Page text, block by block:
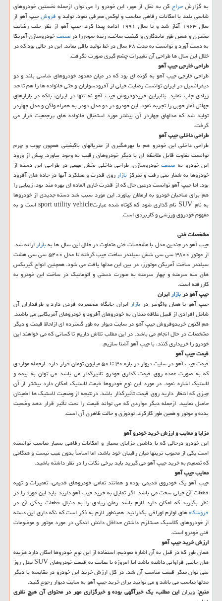
به گزارشحراج كن به نقل از مهر، این خودرو را می توان ازجمله نخستین خودروهای
شاسی بلند با امكانات رفاهی مناسب و لوكس معرفی نمود. تولید و فروشجیپ آهو از
سال ۱۹۶۳ آغاز شد و تا سال ۱۹۹۱ ادامه پیدا كرد. جیپ آهو از نظر جلب رضایت
مشتری و همین طور ماندگاری و كیفیت ساخت، رتبه سوم را درصنعتخودروسازی آمریكا
به دست آورد و توانست به مدت ۲۸ سال در خط تولید باقی بماند. این در حالی بود كه در
خلال این سال ها طراحی آن تغییرات چشم گیری صورت نگرفت.
طراحی خارجی جیپ آهو
طراحی خارجی جیپ آهو به گونه ای بود كه در میان معدود خودروهای شاسی بلند و دو
دیفرانسیل در ایران توانست رضایت خیلی از آفرود‎‎سواران و حتی خانواده ها را هم تا حد
زیادی جلب نماید. بنابراین خریدوفروش جیپ آهو نه تنها در ایران، بلكه در بازارهای
جهانی آمار خوبی را تجربه نمود. این خودرو در دو مدل دو‎در به همراه واگن و مدل چهار‎در
تولید شد كه مدلهای چهار‎در آن بیشتر مورد استقبال خانواده های پرجمعیت قرار می
گرفت.
طراحی داخلی جیپ آهو
طراحی داخلی این خودرو هم با بهره‎گیری از متریال‎های باكیفیتی همچون چوب و چرم
توانست تفاوت قابل ملاحظه ای با دیگر خودروهای رقیب به وجود بیاورد. پیش از ورود
این خودرو به صنعتخودروسازی، طراحی داخلی بخش مهمی در طراحی این دسته از
خودروها به شمار نمی رفت و تمركزبازارروی قدرت و عملكرد آنها در جاده های آفرود
بود. اما جیپ آهو توانست درعین حال كه از قدرت خارق العاده ای بهره مند بود، زیبایی را
هم برای صاحبان خودرو به ارمغان بیاورد. این مورد سبب شد دسته جدیدی از خودروها
به نام SUV نام گذاری شود كه كوتاه شده عبارتsport utility vehicle است و به
مفهوم خودروی ورزشی و كاربردی است.
مشخصات فنی
جیپ آهو در چندین مدل با مشخصات فنی متفاوت در خلال این سال ها بهبازارارائه شد.
از موتور ۳۸۰۰ سی سی شش سیلندر ساخت جیپ گرفته تا مدل ۵۴۰۰ سی سی هشت
سیلندر ساخت آمریكن موتورز، در بین این مدلها یافت می شود. همچنین انواع گیربكس
های سه سرعته و چهار سرعته به صورت دستی و اتوماتیك در ساخت این خودرو به
كاررفته است.
جیپ آهو دربازارایران
جیپ آهو یا همان واگونیر در بازارایران جایگاه منحصربه فردی دارد و طرفداران آن
شامل افرادی از قبیل علاقه مندان به خودروهای آفرود و خودروهای آمریكایی می باشند.
هم اكنون خریدوفروش جیپ آهو در سایت دیوار به طور گسترده ای ازلحاظ قیمت و دیگر
مشخصات در حال انجام می باشد. در این مطلب تلاش داریم تا كسانی كه می خواهند این
خودرو را خریداری كنند، با جیپ آهو آشنا سازیم.
قیمت جیپ آهو
قیمت جیپ آهو در سایت دیوار در بازه ۳۰ تا ۵۰ میلیون تومان قرار دارد. ازجمله مواردی
كه به صورت عمده روی قیمت گذاری خودرو تأثیرگذار می باشد می توان به بیمه و
لاستیك اشاره نمود. در مورد این نوع خودروها قیمت لاستیك امكان دارد بیشتر از آن
چیزی كه انتظار دارید روی قیمت تأثیرگذار باشد. درنتیجه از وضعیت لاستیك ها اطمینان
حاصل نمایید. ازجمله دیگر مواردی كه می تواند قیمت را تحت تأثیر قرار دهد وضعیت
بدنه و موتور و همین طور كاركرد، تودوزی و حالت ظاهری آن است.
مزایا و معایب و ارزش خرید خودرو آهو
این خودرو درحالی كه با داشتن مزایای بسیار و امكانات رفاهی بسیار مناسب توانسته
است یكی از محبوب ترین‎ها میان رقیبان خود باشد، اما اساساً بدون عیب نیست و هنگامی
كه تصمیم به خرید جیپ آهو می گیرید باید برخی نكات را در نظر داشته باشید.
معایب جیپ آهو
جیپ آهو یك خودروی قدیمی بوده و همانند تمامی خودروهای قدیمی، تعمیرات و تهیه
قطعات آن خیلی سخت می باشد. اگر تمایل به خرید جیپ آهو دارید باید این مورد را در
نظر بگیرید كه امكان دارد لازم باشد زمان زیادی را به دنبال قطعات یدكی آن در
فروشگاههای لوازم اوراقی بگذرانید. همینطور لازم به ذكر است كه نگه داری این دسته
از خودروهای كلاسیك مستلزم داشتن حداقل دانش اندكی در مورد موتور و موضوعات
فنی خودرو است.
ارزش خرید جیپ آهو
همان طور كه در قبل به آن اشاره نمودیم، استفاده از این نوع خودروها امكان دارد هزینه
های جانبی فراوانی داشته باشد اما امروزه با عنایت به قیمت خودروهای SUV مدل روز
نمی توان منكر قیمت مناسب آن شد. در كل ارزش خرید این خودرو در مقایسه با دیگر
مدلها مناسب می باشد و می توانید برای خرید جیپ آهو به سایت دیوار رجوع كنید.
منبع: ویرلن این مطلب، یك خبرآگهی بوده و خبرگزاری مهر در محتوای آن هیچ نظری